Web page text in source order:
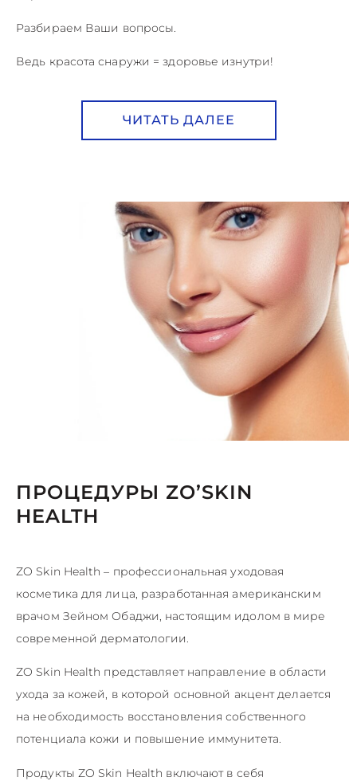
Разбираем Ваши вопросы.
Ведь красота снаружи = здоровье изнутри!
ЧИТАТЬ ДАЛЕЕ
ПРОЦЕДУРЫ ZO’SKIN
HEALTH
ZO Skin Health – профессиональная уходовая
косметика для лица, разработанная американским
врачом Зейном Обаджи, настоящим идолом в мире
современной дерматологии.
ZO Skin Heаlth представляет направление в области
ухода за кожей, в которой основной акцент делается
на необходимость восстановления собственного
потенциала кожи и повышение иммунитета.
Продукты ZO Skin Health включают в себя